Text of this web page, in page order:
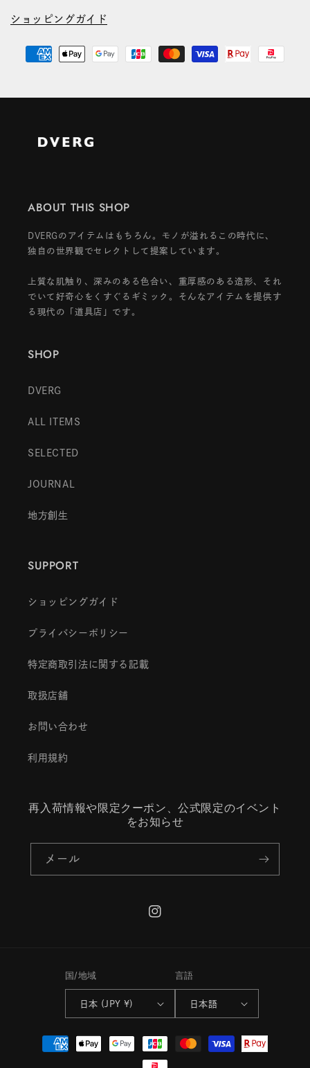
ショッピングガイド
ABOUT THIS SHOP
DVERGのアイテムはもちろん。モノが溢れるこの時代に、
独自の世界観でセレクトして提案しています。
上質な肌触り、深みのある色合い、重厚感のある造形、それ
でいて好奇心をくすぐるギミック。そんなアイテムを提供す
る現代の「道具店」です。
SHOP
DVERG
ALL ITEMS
SELECTED
JOURNAL
地方創生
SUPPORT
ショッピングガイド
プライバシーポリシー
特定商取引法に関する記載
取扱店舗
お問い合わせ
利用規約
再入荷情報や限定クーポン、公式限定のイベント
をお知らせ
メール
Instagram
国/地域
日本 (JPY ¥)
言語
日本語